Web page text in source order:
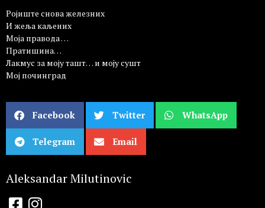
Ројиште снова железних
И жеља каљених
Моја правода …
Пратишина…
Лакмус за моју ташт… и моју сушт
Мој починград
Facebook Twitter WhatsApp
Telegram Email
Aleksandar Milutinovic